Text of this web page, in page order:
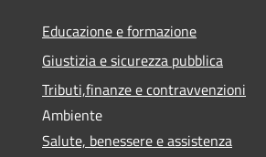
Educazione e formazione
Giustizia e sicurezza pubblica
Tributi,finanze e contravvenzioni
Ambiente
Salute, benessere e assistenza